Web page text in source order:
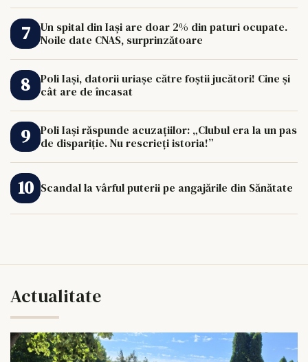
Un spital din Iași are doar 2% din paturi ocupate.
Noile date CNAS, surprinzătoare
Poli Iași, datorii uriașe către foștii jucători! Cine și
cât are de încasat
Poli Iași răspunde acuzațiilor: „Clubul era la un pas
de dispariție. Nu rescrieți istoria!”
Scandal la vârful puterii pe angajările din Sănătate
Actualitate